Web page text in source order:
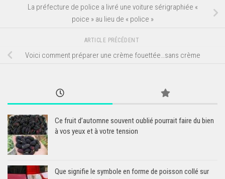
La préfecture de police a livré une voiture sérigraphiée «
poice » au lieu de « police »
ARTICLE PRÉCÉDENT
Voici comment préparer une crème fouettée…sans crème
Ce fruit d’automne souvent oublié pourrait faire du bien
à vos yeux et à votre tension
Que signifie le symbole en forme de poisson collé sur